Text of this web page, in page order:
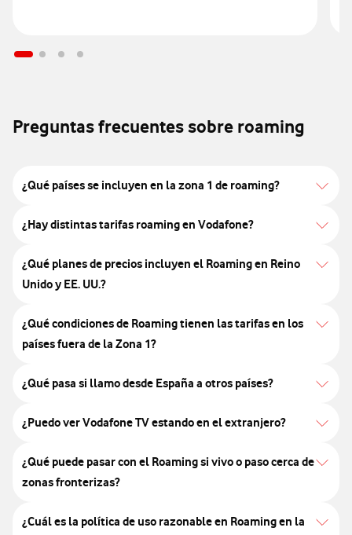
Preguntas frecuentes sobre roaming
¿Qué países se incluyen en la zona 1 de roaming?
¿Hay distintas tarifas roaming en Vodafone?
¿Qué planes de precios incluyen el Roaming en Reino
Unido y EE. UU.?
¿Qué condiciones de Roaming tienen las tarifas en los
países fuera de la Zona 1?
¿Qué pasa si llamo desde España a otros países?
¿Puedo ver Vodafone TV estando en el extranjero?
¿Qué puede pasar con el Roaming si vivo o paso cerca de
zonas fronterizas?
¿Cuál es la política de uso razonable en Roaming en la